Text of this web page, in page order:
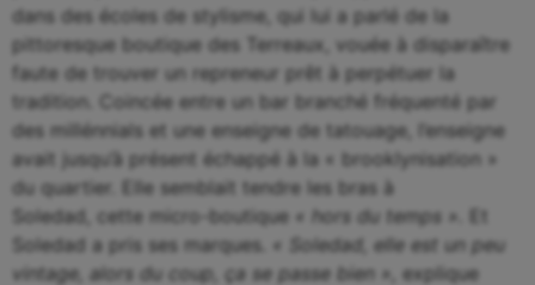
dans des écoles de stylisme, qui lui a parlé de la
pittoresque boutique des Terreaux, vouée à disparaître
faute de trouver un repreneur prêt à perpétuer la
tradition. Coincée entre un bar branché fréquenté par
des millénnials et une enseigne de tatouage, l’enseigne
avait jusqu’à présent échappé à la « brooklynisation »
du quartier. Elle semblait tendre les bras à
Soledad, cette micro-boutique « hors du temps ».
Et
Soledad a pris ses marques. « Soledad, elle est un peu
vintage, alors du coup, ça se passe bien », explique